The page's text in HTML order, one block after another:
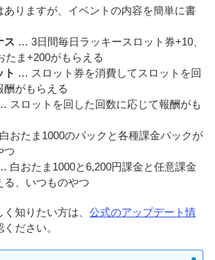
りますが、イベントの内容を簡単に書
ス … 3日間毎日ラッキースロット券+10、
たま+200がもらえる
ト … スロット券を消費してスロットを回
酬がもらえる
スロットを回した回数に応じて報酬がも
おたま1000のパックと各種課金パックが
つ
白おたま1000と6,200円課金と任意課金
る、いつものやつ
知りたい方は、 公式のアップデート情
ださい。